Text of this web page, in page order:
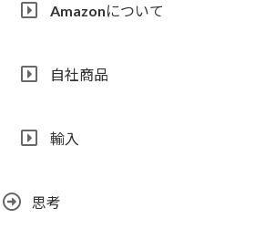
Amazonについて
自社商品
輸入
思考